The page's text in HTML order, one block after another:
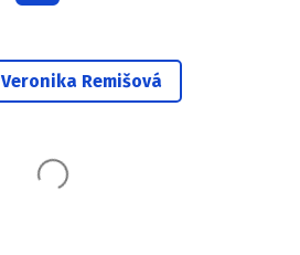
Veronika Remišová